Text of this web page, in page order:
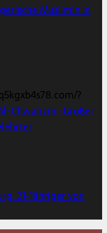
Muslimin in
?
Chwarizmi: Großer
21-Jähriger von